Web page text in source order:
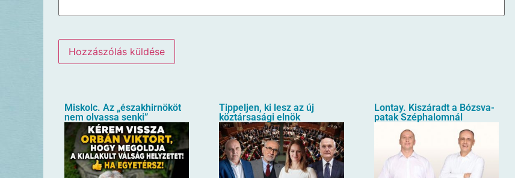
Miskolc. Az „északhirnököt
nem olvassa senki”
Tippeljen, ki lesz az új
köztársasági elnök
Lontay. Kiszáradt a Bózsva-
patak Széphalomnál